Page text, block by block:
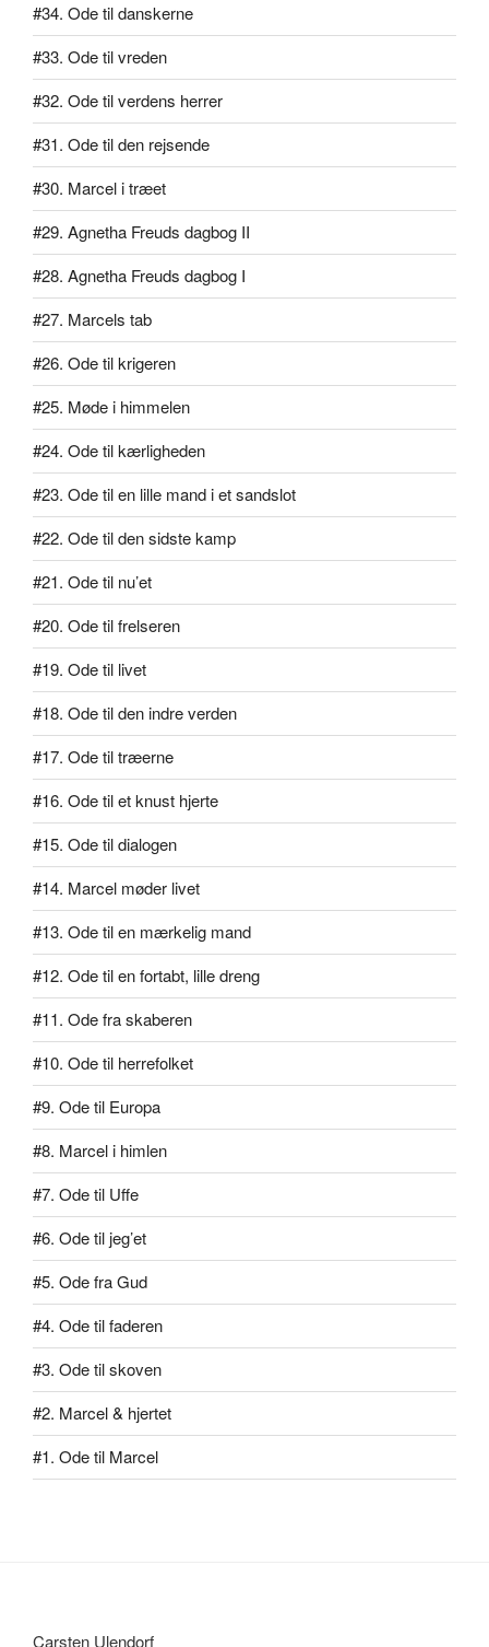
#34. Ode til danskerne
#33. Ode til vreden
#32. Ode til verdens herrer
#31. Ode til den rejsende
#30. Marcel i træet
#29. Agnetha Freuds dagbog II
#28. Agnetha Freuds dagbog I
#27. Marcels tab
#26. Ode til krigeren
#25. Møde i himmelen
#24. Ode til kærligheden
#23. Ode til en lille mand i et sandslot
#22. Ode til den sidste kamp
#21. Ode til nu’et
#20. Ode til frelseren
#19. Ode til livet
#18. Ode til den indre verden
#17. Ode til træerne
#16. Ode til et knust hjerte
#15. Ode til dialogen
#14. Marcel møder livet
#13. Ode til en mærkelig mand
#12. Ode til en fortabt, lille dreng
#11. Ode fra skaberen
#10. Ode til herrefolket
#9. Ode til Europa
#8. Marcel i himlen
#7. Ode til Uffe
#6. Ode til jeg’et
#5. Ode fra Gud
#4. Ode til faderen
#3. Ode til skoven
#2. Marcel & hjertet
#1. Ode til Marcel
Carsten Ulendorf